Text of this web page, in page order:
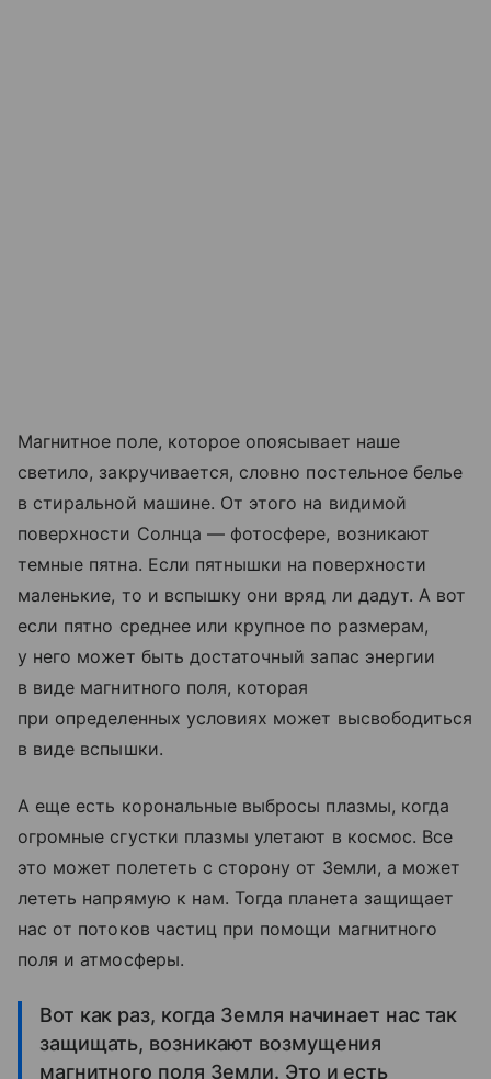
Магнитное поле, которое опоясывает наше
светило, закручивается, словно постельное белье
в стиральной машине. От этого на видимой
поверхности Солнца — фотосфере, возникают
темные пятна. Если пятнышки на поверхности
маленькие, то и вспышку они вряд ли дадут. А вот
если пятно среднее или крупное по размерам,
у него может быть достаточный запас энергии
в виде магнитного поля, которая
при определенных условиях может высвободиться
в виде вспышки.
А еще есть корональные выбросы плазмы, когда
огромные сгустки плазмы улетают в космос. Все
это может полететь с сторону от Земли, а может
лететь напрямую к нам. Тогда планета защищает
нас от потоков частиц при помощи магнитного
поля и атмосферы.
Вот как раз, когда Земля начинает нас так
защищать, возникают возмущения
магнитного поля Земли. Это и есть